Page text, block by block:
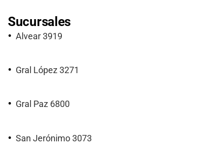
Sucursales
Alvear 3919
Gral López 3271
Gral Paz 6800
San Jerónimo 3073